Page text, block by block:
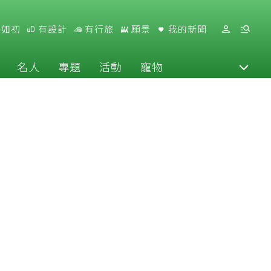
初 有設計 有行旅 願景 我的新聞
名人 專題 活動 寵物